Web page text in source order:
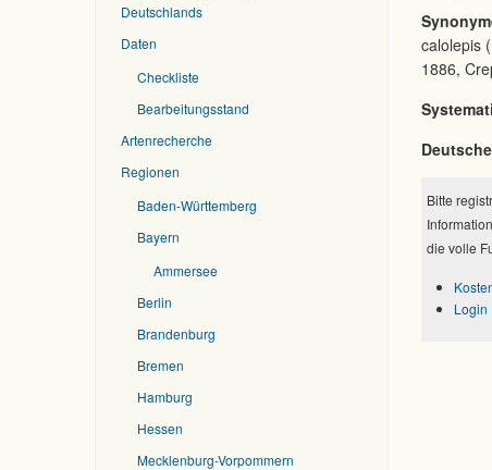
Deutschlands
Daten
Checkliste
Bearbeitungsstand
Artenrecherche
Regionen
Baden-Württemberg
Bayern
Ammersee
Berlin
Brandenburg
Bremen
Hamburg
Hessen
Mecklenburg-Vorpommern
calolepis
1886,
Bitte
die volle
Login